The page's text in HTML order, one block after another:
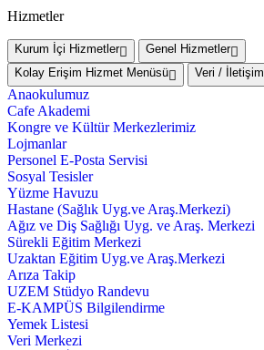
Hizmetler
Kurum İçi Hizmetler
Genel Hizmetler
Kolay Erişim Hizmet Menüsü
Veri / İletişim
Anaokulumuz
Cafe Akademi
Kongre ve Kültür Merkezlerimiz
Lojmanlar
Personel E-Posta Servisi
Sosyal Tesisler
Yüzme Havuzu
Hastane (Sağlık Uyg.ve Araş.Merkezi)
Ağız ve Diş Sağlığı Uyg. ve Araş. Merkezi
Sürekli Eğitim Merkezi
Uzaktan Eğitim Uyg.ve Araş.Merkezi
Arıza Takip
UZEM Stüdyo Randevu
E-KAMPÜS Bilgilendirme
Yemek Listesi
Veri Merkezi